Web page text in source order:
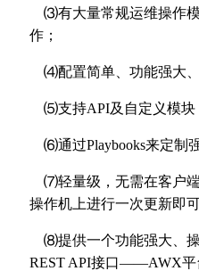
⑶有大量常规运维操作
作；
⑷配置简单、功能强大、
⑸支持API及自定义模块
⑹通过Playbooks来定制
⑺轻量级，无需在客户
操作机上进行一次更新即可
⑻提供一个功能强大、
REST API接口——AWX平